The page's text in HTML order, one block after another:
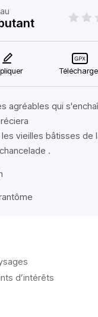
agréables qui
vieilles bâtisses de
.
d’intérêts